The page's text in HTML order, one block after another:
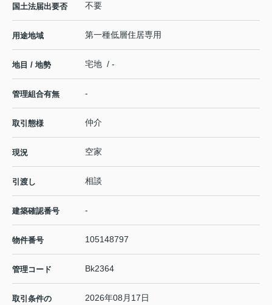
国土法届出要否 不要
用途地域 第一種低層住居専用
地目 / 地勢 宅地 / -
管理組合有無 -
取引態様 仲介
現況 空家
引渡し 相談
建築確認番号 -
物件番号 105148797
管理コード Bk2364
取引条件の
2026年08月17日